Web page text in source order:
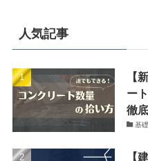
人気記事
【
ー
徹
基
【